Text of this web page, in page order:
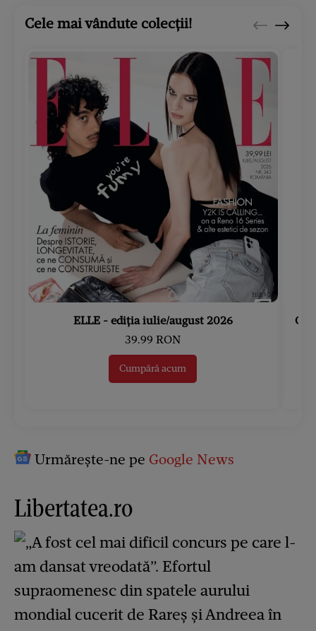
Cele mai vândute colecții!
ELLE - ediția iulie/august 2026
39.99 RON
Cumpără acum
Urmărește-ne pe Google News
Libertatea.ro